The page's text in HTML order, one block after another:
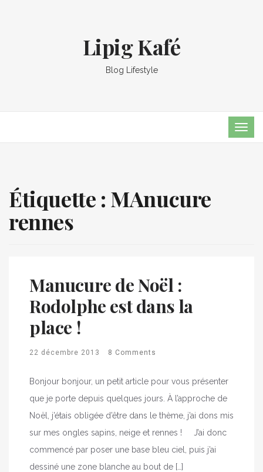
Lipig Kafé
Blog Lifestyle
Étiquette : MAnucure
rennes
Manucure de Noël :
Rodolphe est dans la
place !
22 décembre 2013 8 Comments
Bonjour bonjour, un petit article pour vous présenter
que je porte depuis quelques jours. À l’approche de
Noël, j’étais obligée d’être dans le thème, j’ai dons mis
sur mes ongles sapins, neige et rennes ! J’ai donc
commencé par poser une base bleu ciel, puis j’ai
dessiné une zone blanche au bout de […]